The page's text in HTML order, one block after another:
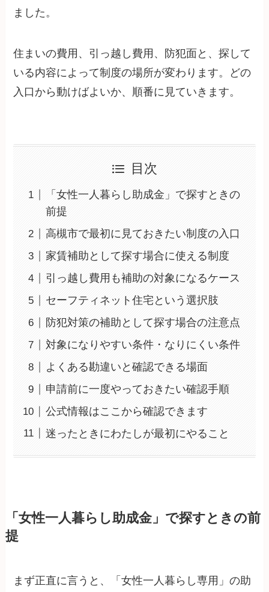
ました。
住まいの費用、引っ越し費用、防犯面と、探して
いる内容によって制度の場所が変わります。どの
入口から動けばよいか、順番に見ていきます。
目次
「女性一人暮らし助成金」で探すときの
前提
高槻市で最初に見ておきたい制度の入口
家賃補助として探す場合に使える制度
引っ越し費用も補助の対象になるケース
セーフティネット住宅という選択肢
防犯対策の補助として探す場合の注意点
対象になりやすい条件・なりにくい条件
よくある勘違いと確認できる場面
申請前に一度やっておきたい確認手順
公式情報はここから確認できます
迷ったときにわたしが最初にやること
「女性一人暮らし助成金」で探すときの前
提
まず正直に言うと、「女性一人暮らし専用」の助